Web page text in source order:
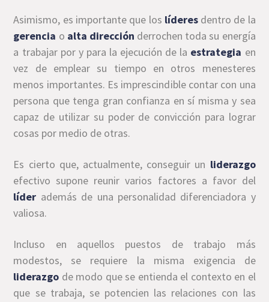
Asimismo, es importante que los líderesdentro de la
gerencia o alta dirección derrochen toda su energía
a trabajar por y para la ejecución de la estrategia en
vez de emplear su tiempo en otros menesteres
menos importantes. Es imprescindible contar con una
persona que tenga gran confianza en sí misma y sea
capaz de utilizar su poder de convicción para lograr
cosas por medio de otras.
Es cierto que, actualmente, conseguir un liderazgo
efectivo supone reunir varios factores a favor del
líder además de una personalidad diferenciadora y
valiosa.
Incluso en aquellos puestos de trabajo más
modestos, se requiere la misma exigencia de
liderazgo de modo que se entienda el contexto en el
que se trabaja, se potencien las relaciones con las